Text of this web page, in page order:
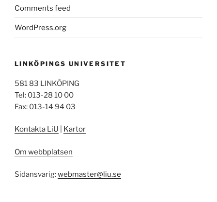
Comments feed
WordPress.org
LINKÖPINGS UNIVERSITET
581 83 LINKÖPING
Tel: 013-28 10 00
Fax: 013-14 94 03
Kontakta LiU Kartor
Om webbplatsen
Sidansvarig:webmaster@liu.se